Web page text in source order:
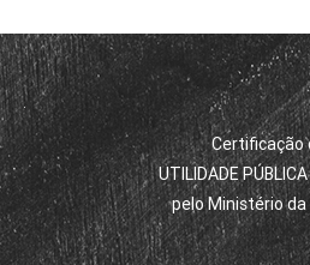
Certificação
UTILIDADE
pelo Ministério